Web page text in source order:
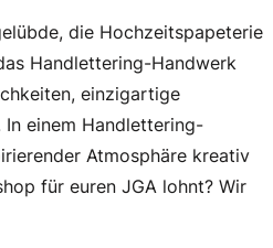
die
die Hochzeitspapeterie
Handlettering-Handwerk
einzigartige
einem Handlettering-
Atmosphäre kreativ
für euren JGA lohnt? Wir